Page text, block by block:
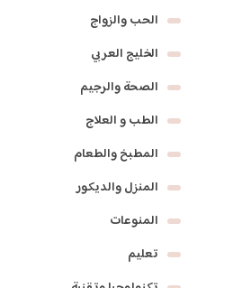
الحب والزواج
الخليج العربي
الصحة والرجيم
الطب و العلاج
المطبخ والطعام
المنزل والديكور
المنوعات
تعليم